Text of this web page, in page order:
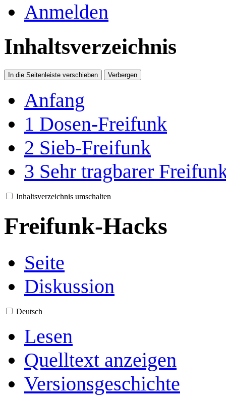
Anmelden
Inhaltsverzeichnis
In die Seitenleiste verschieben Verbergen
Anfang
1 Dosen-Freifunk
2 Sieb-Freifunk
3 Sehr tragbarer
Inhaltsverzeichnis umschalten
Freifunk-Hacks
Seite
Diskussion
Deutsch
Lesen
Quelltext anzeigen
Versionsgeschichte